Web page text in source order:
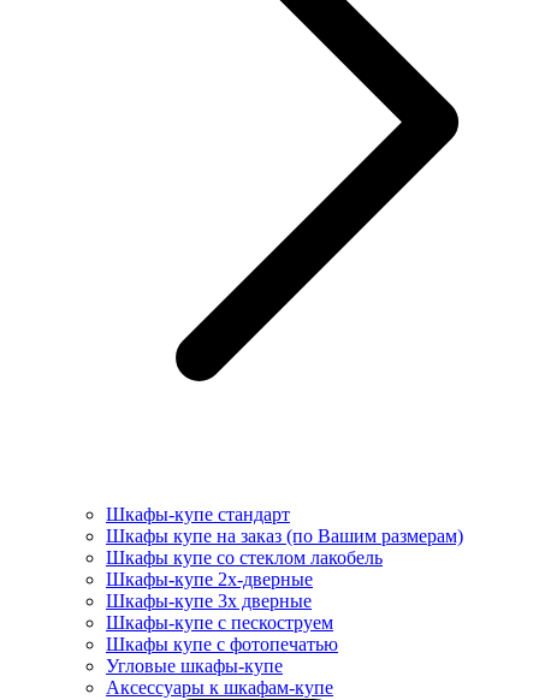
Шкафы-купе стандарт
Шкафы купе на заказ (по Вашим размерам)
Шкафы купе со стеклом лакобель
Шкафы-купе 2х-дверные
Шкафы-купе 3х дверные
Шкафы-купе с пескоструем
Шкафы купе с фотопечатью
Угловые шкафы-купе
Аксессуары к шкафам-купе